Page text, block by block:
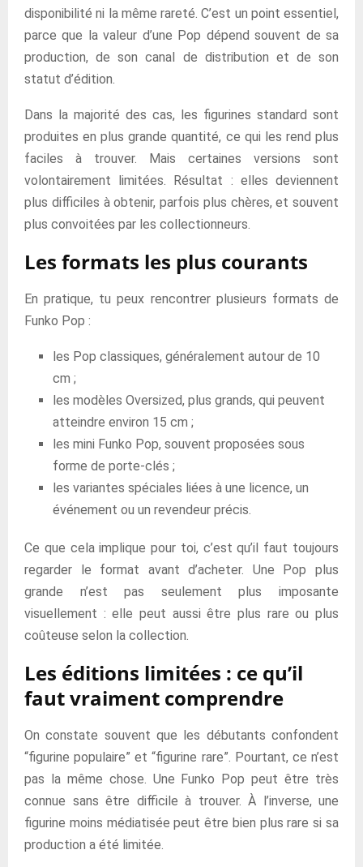
disponibilité ni la même rareté. C’est un point essentiel,
parce que la valeur d’une Pop dépend souvent de sa
production, de son canal de distribution et de son
statut d’édition.
Dans la majorité des cas, les figurines standard sont
produites en plus grande quantité, ce qui les rend plus
faciles à trouver. Mais certaines versions sont
volontairement limitées. Résultat : elles deviennent
plus difficiles à obtenir, parfois plus chères, et souvent
plus convoitées par les collectionneurs.
Les formats les plus courants
En pratique, tu peux rencontrer plusieurs formats de
Funko Pop :
les Pop classiques, généralement autour de 10
cm ;
les modèles Oversized, plus grands, qui peuvent
atteindre environ 15 cm ;
les mini Funko Pop, souvent proposées sous
forme de porte-clés ;
les variantes spéciales liées à une licence, un
événement ou un revendeur précis.
Ce que cela implique pour toi, c’est qu’il faut toujours
regarder le format avant d’acheter. Une Pop plus
grande n’est pas seulement plus imposante
visuellement : elle peut aussi être plus rare ou plus
coûteuse selon la collection.
Les éditions limitées : ce qu’il
faut vraiment comprendre
On constate souvent que les débutants confondent
“figurine populaire” et “figurine rare”. Pourtant, ce n’est
pas la même chose. Une Funko Pop peut être très
connue sans être difficile à trouver. À l’inverse, une
figurine moins médiatisée peut être bien plus rare si sa
production a été limitée.